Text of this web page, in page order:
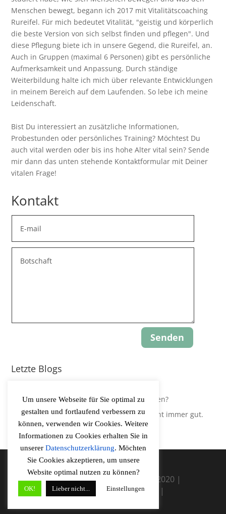
Menschen bewegt, begann ich 2017 mit Vitalitätscoaching
Rureifel. Für mich bedeutet Vitalität, "geistig und körperlich
die beste Version von sich selbst finden und pflegen". Und
diese Pflegung biete ich in unsere Gegend, die Rureifel, an.
Auch in Gruppen (maximal 6 Personen) gibt es persönliche
Aufmerksamkeit und Anpassung. Durch ständige
Weiterbildung halte ich mich über relevante Entwicklungen
in meinem Bereich auf dem Laufenden. So lebe ich meine
Leidenschaft.
Bist Du interessiert an zusätzliche Informationen,
Probestunden oder persönliches Training? Möchtest Du
auch vital werden oder bis ins hohe Alter vital sein? Sende
mir dann das unten stehende Kontaktformular mit Deiner
vitalen Frage!
Kontakt
Senden
Letzte Blogs
Leidest Du an Hypokapnie, ohne es zu wissen?
Der Körper regelt Sauerstoffversorgung nicht immer gut.
Vitalitaetscoaching Rureifel ©2020 |
Disclaimer
|Impressum
|
Um unsere Webseite für Sie optimal zu
gestalten und fortlaufend verbessern zu
können, verwenden wir Cookies. Weitere
Informationen zu Cookies erhalten Sie in
unserer Datenschutzerklärung. Möchten
Sie Cookies akzeptieren, um unsere
Website optimal nutzen zu können?
OK! Lieber nicht... Einstellungen